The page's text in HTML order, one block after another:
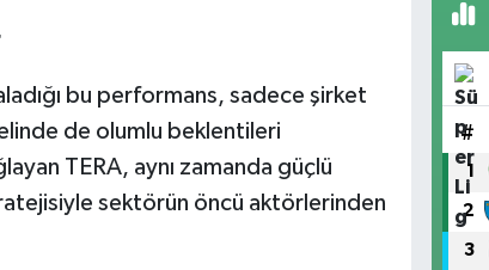
bu performans, sadece şirket
de olumlu beklentileri
TERA, aynı zamanda güçlü
sektörün öncü aktörlerinden
#
1
2
3